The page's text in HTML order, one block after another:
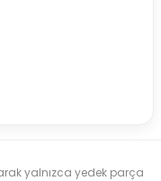
yalnızca yedek parça